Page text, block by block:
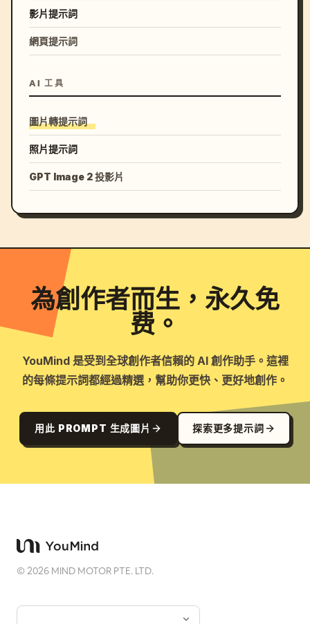
影片提示詞
網頁提示詞
AI 工具
圖片轉提示詞
照片提示詞
GPT Image 2 投影片
為創作者而生，永久免
费。
YouMind 是受到全球創作者信賴的 AI 創作助手。這裡
的每條提示詞都經過精選，幫助你更快、更好地創作。
用此 PROMPT 生成圖片 探索更多提示詞
©2026 MIND MOTOR PTE. LTD.